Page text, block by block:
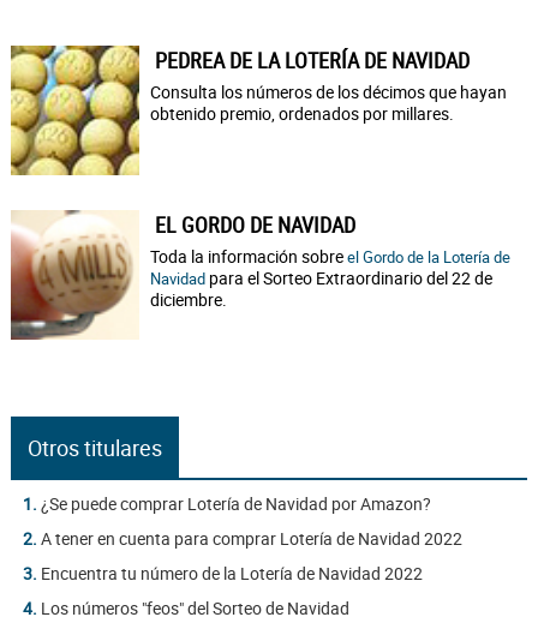
PEDREA DE LA LOTERÍA DE NAVIDAD
Consulta los números de los décimos que hayan
obtenido premio, ordenados por millares.
EL GORDO DE NAVIDAD
Toda la información sobreel Gordo de la Lotería de
Navidad para el Sorteo Extraordinario del 22 de
diciembre.
Otros titulares
1. ¿Se puede comprar Lotería de Navidad por Amazon?
2. A tener en cuenta para comprar Lotería de Navidad 2022
3. Encuentra tu número de la Lotería de Navidad 2022
4. Los números "feos" del Sorteo de Navidad